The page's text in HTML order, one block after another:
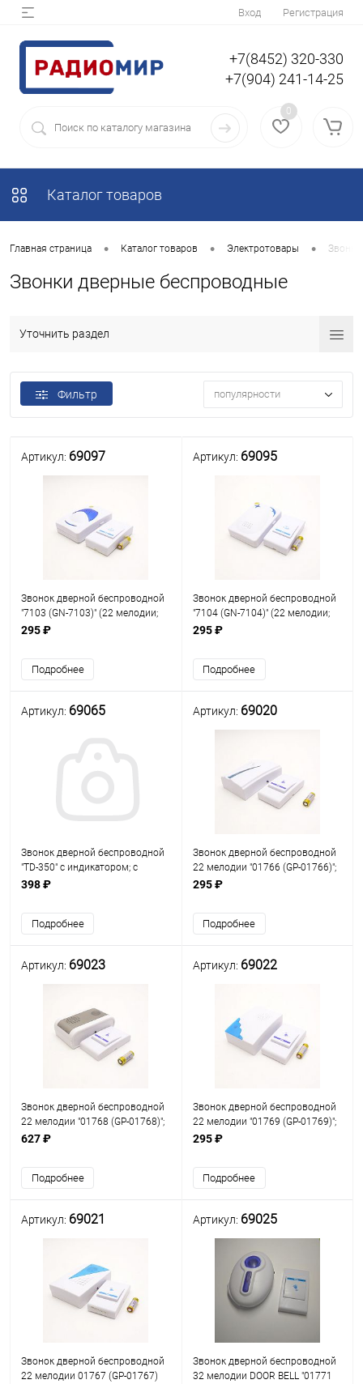
Вход Регистрация
+7(8452) 320-330
+7(904) 241-14-25
0
Каталог товаров
Главная страница • Каталог товаров • Электротовары •
Звонки дверные беспроводные
Уточнить раздел
Фильтр популярности
Артикул: 69097
Звонок дверной беспроводной
"7103 (GN-7103)" (22 мелодии;
питание: кнопка - бат.1 шт.-23A,
Максимальное расст.между кн
295 ₽
Подробнее
Артикул: 69095
Звонок дверной беспроводной
"7104 (GN-7104)" (22 мелодии;
питание: кнопка - бат.1 шт.-23A,
Максимальное расст.между кн
295 ₽
Подробнее
Артикул: 69065
Звонок дверной беспроводной
"TD-350" с индикатором; с
регулировкой громкости; выбор
длительностью 25 секунд;
питание: (кнопка - ба
398 ₽
Подробнее
Артикул: 69020
Звонок дверной беспроводной
22 мелодии "01766 (GP-01766)";
с индикатором; выбор
(кнопка - бат.1 шт.-23А 12V,
звонок бат
295 ₽
Подробнее
Артикул: 69023
Звонок дверной беспроводной
22 мелодии "01768 (GP-01768)";
выбор электронной мелодии;
12V, звонок бат.2 шт.-АА(R6));
627 ₽
Подробнее
Артикул: 69022
Звонок дверной беспроводной
22 мелодии "01769 (GP-01769)";
выбор электронной мелодии;
12V, звонок бат.2 шт.-АА(R6));
295 ₽
Подробнее
Артикул: 69021
Звонок дверной беспроводной
22 мелодии 01767 (GP-01767)
Артикул: 69025
Звонок дверной беспроводной
32 мелодии DOOR BELL "01771